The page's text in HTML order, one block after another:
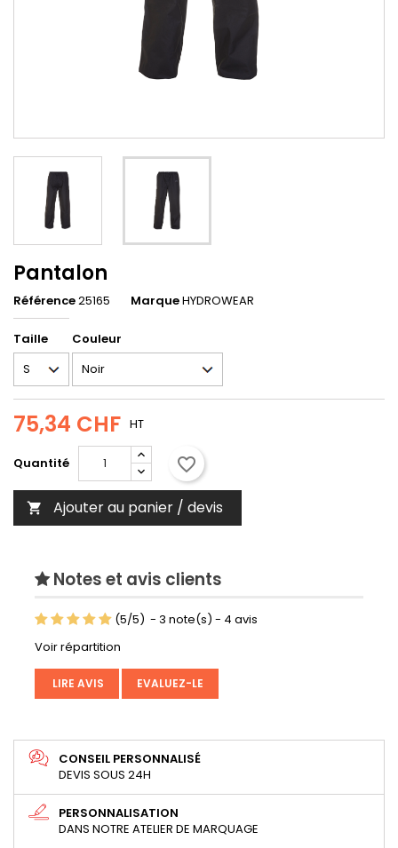
Pantalon
Référence25165 MarqueHYDROWEAR
Taille Couleur
75,34 CHF HT
Quantité favorite_border
 Ajouter au panier / devis
Notes et avis clients
(5/5) - 3 note(s) - 4 avis
Voir répartition
LIRE AVIS EVALUEZ-LE
CONSEIL PERSONNALISÉ
DEVIS SOUS 24H
PERSONNALISATION
DANS NOTRE ATELIER DE MARQUAGE